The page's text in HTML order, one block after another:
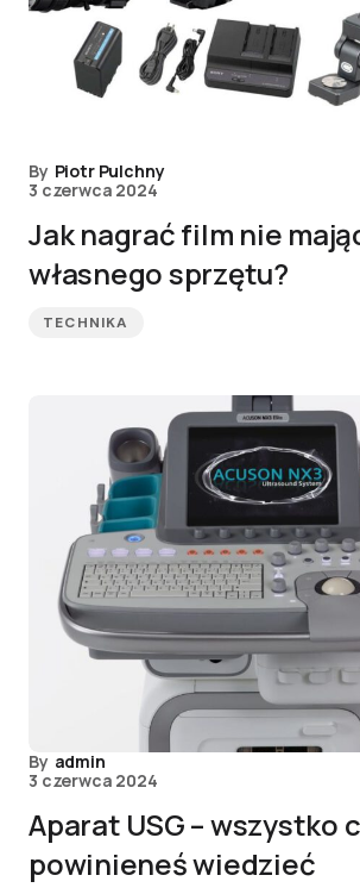
By Piotr Pulchny
3 czerwca 2024
Jak nagrać film nie
własnego sprzętu?
TECHNIKA
By admin
3 czerwca 2024
Aparat USG – wszystko
powinieneś wiedzieć